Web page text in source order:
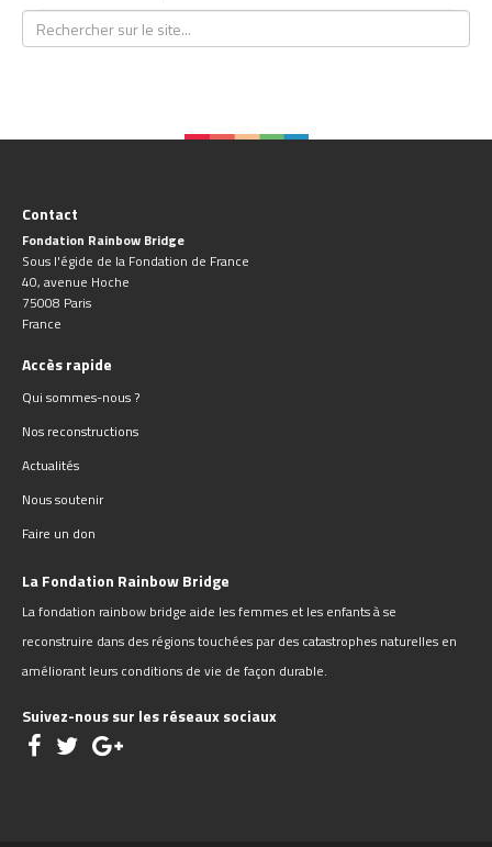
Contact
Fondation Rainbow Bridge
Sous l'égide de la Fondation de France
40, avenue Hoche
75008 Paris
France
Accès rapide
Qui sommes-nous ?
Nos reconstructions
Actualités
Nous soutenir
Faire un don
La Fondation Rainbow Bridge
La fondation rainbow bridge aide les femmes et les enfants à se
reconstruire dans des régions touchées par des catastrophes naturelles en
améliorant leurs conditions de vie de façon durable.
Suivez-nous sur les réseaux sociaux